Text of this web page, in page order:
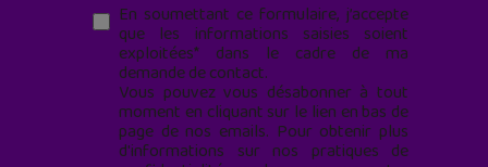
En soumettant ce formulaire, j’accepte
que les informations saisies soient
exploitées* dans le cadre de ma
demande de contact.
Vous pouvez vous désabonner à tout
moment en cliquant sur le lien en bas de
page de nos emails. Pour obtenir plus
d'informations sur nos pratiques de